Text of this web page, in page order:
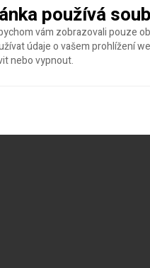
používá
vám zobrazovali pouze
údaje o vašem prohlížení
nebo vypnout.